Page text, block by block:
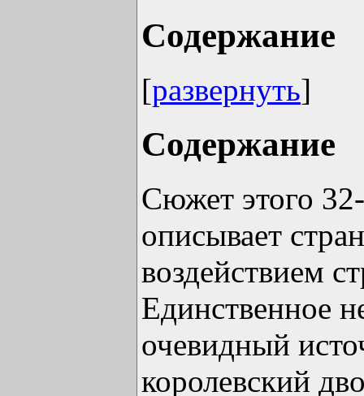
Содержание
[развернуть]
Содержание
Сюжет этого
описывает
воздействием
Единственное
очевидный
королевский